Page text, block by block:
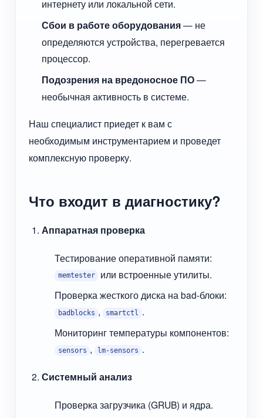
интернету или локальной сети.
Сбои в работе оборудования— не
определяются устройства, перегревается
процессор.
Подозрения на вредоносное ПО—
необычная активность в системе.
Наш специалист приедет к вам с
необходимым инструментарием и проведет
комплексную проверку.
Что входит в диагностику?
Аппаратная проверка
Тестирование оперативной памяти:
memtester
или встроенные утилиты.
Проверка жесткого диска на bad-блоки:
badblocks , smartctl .
Мониторинг температуры компонентов:
sensors , lm-sensors .
Системный анализ
Проверка загрузчика (GRUB) и ядра.